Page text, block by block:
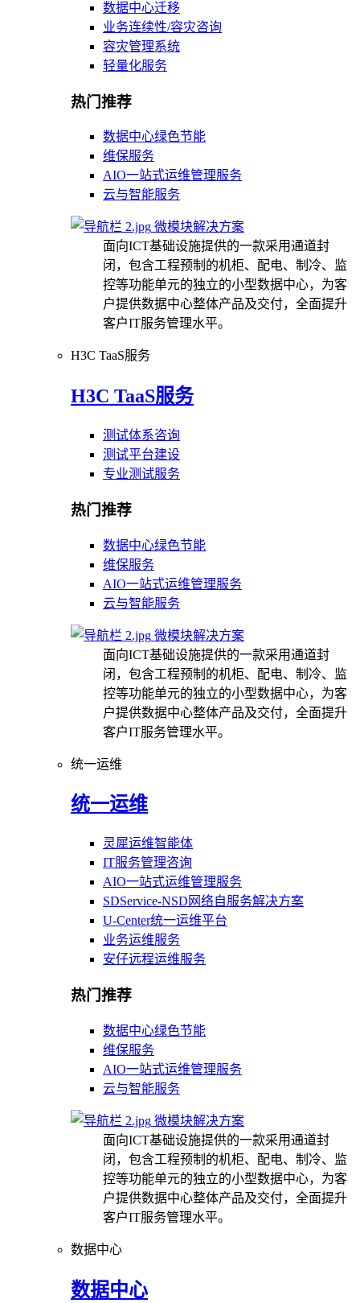
数据中心迁移
业务连续性/容灾咨询
容灾管理系统
轻量化服务
热门推荐
数据中心绿色节能
维保服务
AIO一站式运维管理服务
云与智能服务
微模块解决方案
面向ICT基础设施提供的一款采用通道封
闭，包含工程预制的机柜、配电、制冷、监
控等功能单元的独立的小型数据中心，为客
户提供数据中心整体产品及交付，全面提升
客户IT服务管理水平。
H3C TaaS服务
H3C TaaS服务
测试体系咨询
测试平台建设
专业测试服务
热门推荐
数据中心绿色节能
维保服务
AIO一站式运维管理服务
云与智能服务
微模块解决方案
面向ICT基础设施提供的一款采用通道封
闭，包含工程预制的机柜、配电、制冷、监
控等功能单元的独立的小型数据中心，为客
户提供数据中心整体产品及交付，全面提升
客户IT服务管理水平。
统一运维
统一运维
灵犀运维智能体
IT服务管理咨询
AIO一站式运维管理服务
SDService-NSD网络自服务解决方案
U-Center统一运维平台
业务运维服务
安仔远程运维服务
热门推荐
数据中心绿色节能
维保服务
AIO一站式运维管理服务
云与智能服务
微模块解决方案
面向ICT基础设施提供的一款采用通道封
闭，包含工程预制的机柜、配电、制冷、监
控等功能单元的独立的小型数据中心，为客
户提供数据中心整体产品及交付，全面提升
客户IT服务管理水平。
数据中心
数据中心